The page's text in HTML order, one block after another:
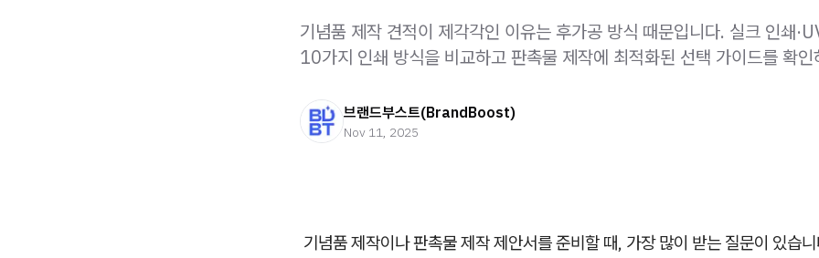
기념품 제작 견적이 제각각인 이유는 후가공 방식 때문입니다. 실크 인쇄
10가지 인쇄 방식을 비교하고 판촉물 제작에 최적화된 선택 가이드를 확인
브랜드부스트(BrandBoost)
Nov 11, 2025
기념품 제작이나 판촉물 제작 제안서를 준비할 때, 가장 많이 받는 질문이 있습